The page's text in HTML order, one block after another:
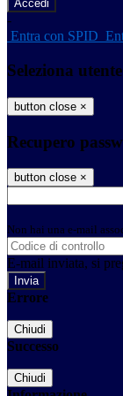
-
Entra con SPID
Seleziona utente
button close ×
Recupero
button close ×
Non hai una e-mail
E-mail inviata, si
Errore
Chiudi
Successo
Chiudi